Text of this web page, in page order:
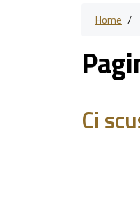
Home /
Ci